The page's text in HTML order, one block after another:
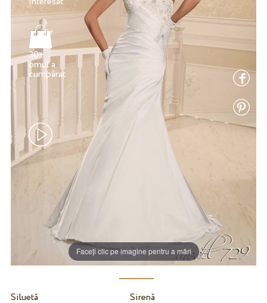
Faceți clic pe imagine pentru a mări
30+
omul a
Siluetă
Sirenă